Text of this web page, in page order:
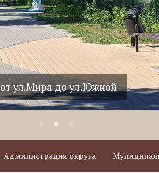
ул.Южной до Дома детского
Администрация округа